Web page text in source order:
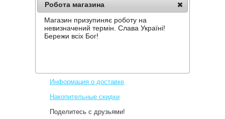
ТЕРМОБОКС THERMO EASY COOL 25L
Информация о доставке
Накопительные скидки
Поделитесь с друзьями!
Робота магазина
Магазин призупиняє роботу на
невизначений термін. Слава Україні!
Бережи всіх Бог!